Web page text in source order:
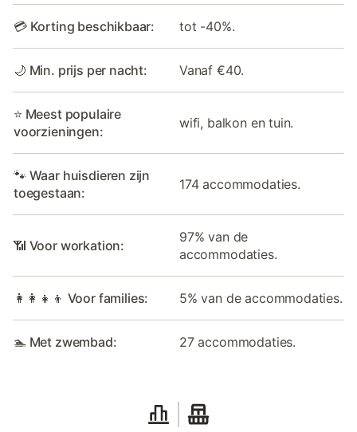
💳 Korting beschikbaar: tot -40%.
🌙 Min. prijs per nacht: Vanaf €40.
⭐ Meest populaire
voorzieningen:
wifi, balkon en tuin.
🐾 Waar huisdieren zijn
toegestaan:
174 accommodaties.
📶 Voor workation:
97% van de
accommodaties.
👩‍👩‍👧‍👦 Voor families: 5% van de accommodaties.
🏊 Met zwembad: 27 accommodaties.